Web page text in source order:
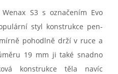
S3 s označením Evo
styl konstrukce pen-
pohodlně drží v ruce a
19 mm ji také snadno
konstrukce těla navíc